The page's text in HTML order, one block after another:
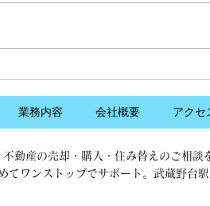
（本金
住宅金融
銀行
住友銀
宅の平均価格
満、最寄り駅
歩30分以内も
内、木造で土
の...
業務内容 会社概要 アクセ
動産の売却・購入・住み替えのご相
てワンストップでサポート。武蔵野台